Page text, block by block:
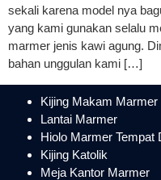
sekali karena model nya
yang kami gunakan selalu
marmer jenis kawi agung.
bahan unggulan kami […]
Kijing Makam Marmer
Lantai Marmer
Hiolo Marmer Tempat
Kijing Katolik
Meja Kantor Marmer